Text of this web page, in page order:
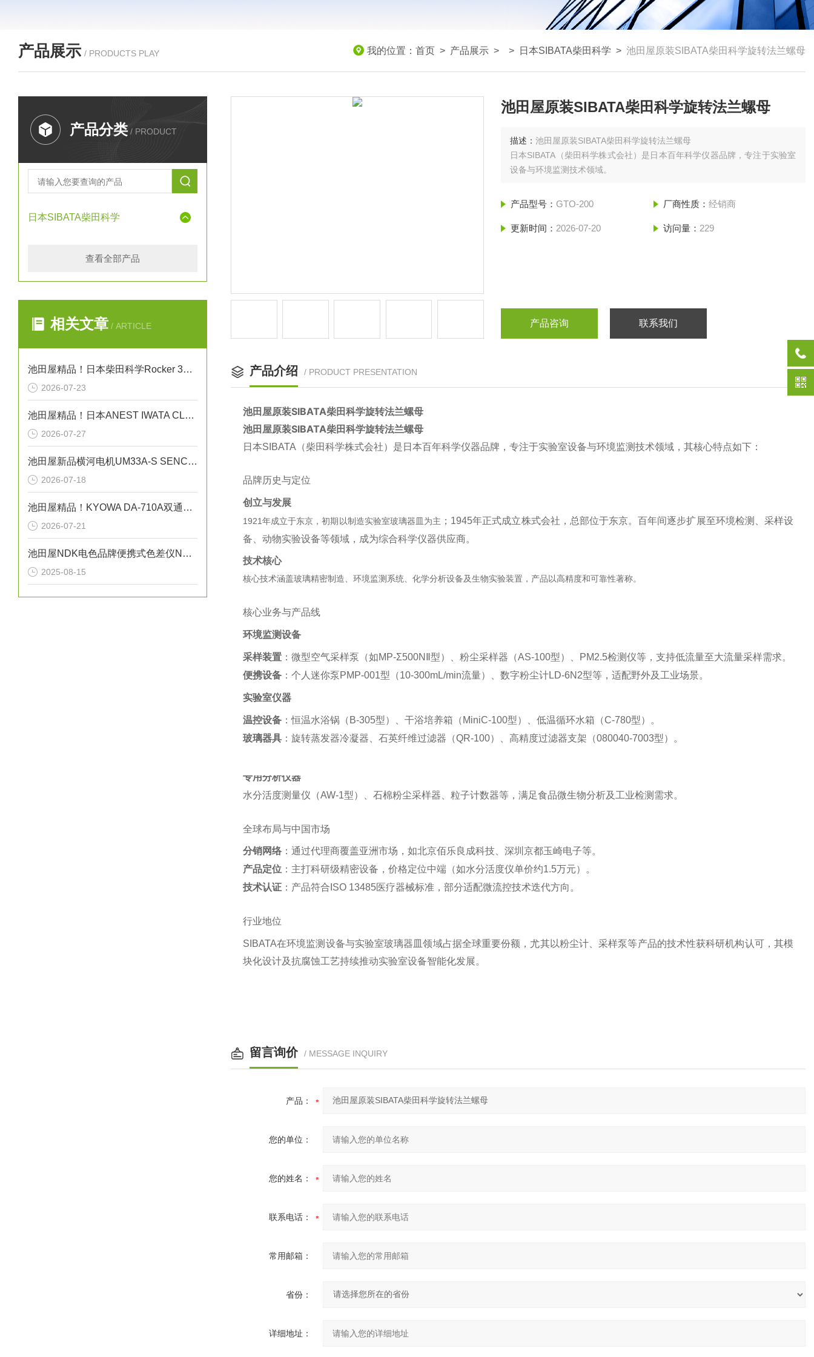
产品展示 / PRODUCTS PLAY 我的位置： 首页 > 产品展示 > > 日本SIBATA柴田科学 > 池田屋原装SIBATA柴田科学旋转法兰螺母
产品分类 / PRODUCT
日本SIBATA柴田科学
查看全部产品
相关文章 / ARTICLE
池田屋精品！日本柴田科学Rocker 300C耐腐蚀干式真空泵
2026-07-23
池田屋精品！日本ANEST IWATA CLBS55E-30增压压缩机
2026-07-27
池田屋新品横河电机UM33A-S SENCOM指示计
2026-07-18
池田屋精品！KYOWA DA-710A双通道直流放大器
2026-07-21
池田屋NDK电色品牌便携式色差仪NF555操作方法
2025-08-15
池田屋原装SIBATA柴田科学旋转法兰螺母
描述：池田屋原装SIBATA柴田科学旋转法兰螺母
日本SIBATA（柴田科学株式会社）是日本百年科学仪器品牌，专注于实验室
设备与环境监测技术领域。
产品型号： GTO-200 厂商性质： 经销商
更新时间： 2026-07-20 访问量： 229
产品咨询 联系我们
产品介绍 / PRODUCT PRESENTATION
池田屋原装SIBATA柴田科学旋转法兰螺母
池田屋原装SIBATA柴田科学旋转法兰螺母
日本SIBATA（柴田科学株式会社）是日本百年科学仪器品牌，专注于实验室设备与环境监测技术领域，其核心特点如下：
品牌历史与定位
创立与发展
1921年成立于东京，初期以制造实验室玻璃器皿为主‌ ；1945年正式成立株式会社，总部位于东京‌。百年间逐步扩展至环境检测、采样设
备、动物实验设备等领域，成为综合科学仪器供应商‌。
技术核心
核心技术涵盖玻璃精密制造、环境监测系统、化学分析设备及生物实验装置，产品以高精度和可靠性著称‌。
核心业务与产品线
环境监测设备
采样装置 ‌：微型空气采样泵（如MP-Σ500NⅡ型）、粉尘采样器（AS-100型）、PM2.5检测仪等，支持低流量至大流量采样需求‌。
便携设备 ‌：个人迷你泵PMP-001型（10-300mL/min流量）、数字粉尘计LD-6N2型等，适配野外及工业场景‌。
实验室仪器
温控设备 ‌：恒温水浴锅（B-305型）、干浴培养箱（MiniC-100型）、低温循环水箱（C-780型）。
玻璃器具 ‌：旋转蒸发器冷凝器、石英纤维过滤器（QR-100）、高精度过滤器支架（080040-7003型）‌。
专用分析仪器
水分活度测量仪（AW-1型）、石棉粉尘采样器、粒子计数器等，满足食品微生物分析及工业检测需求‌。
全球布局与中国市场
分销网络 ‌：通过代理商覆盖亚洲市场，如北京佰乐良成科技、深圳京都玉崎电子等‌。
产品定位 ‌：主打科研级精密设备，价格定位中端（如水分活度仪单价约1.5万元）‌。
技术认证 ‌：产品符合ISO 13485医疗器械标准，部分适配微流控技术迭代方向‌。
行业地位
SIBATA在环境监测设备与实验室玻璃器皿领域占据全球重要份额，尤其以粉尘计、采样泵等产品的技术性获科研机构认可‌， 其模
块化设计及抗腐蚀工艺持续推动实验室设备智能化发展‌。
留言询价 / MESSAGE INQUIRY
产品：
您的单位：
您的姓名：
联系电话：
常用邮箱：
省份：
详细地址：